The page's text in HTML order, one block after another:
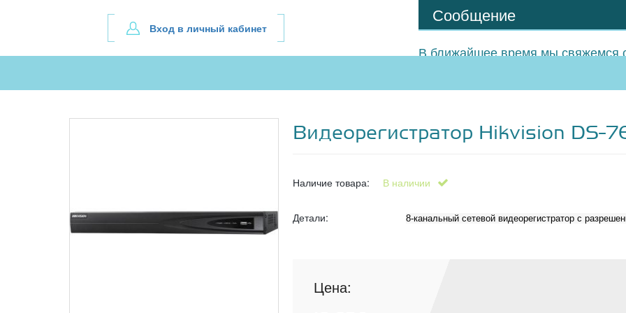
Вход в личный кабинет
Сообщение
В ближайшее время мы свяжемся
Видеорегистратор Hikvision DS-
Наличие товара: В наличии
Детали: 8-канальный сетевой видеорегистратор с
Цена: